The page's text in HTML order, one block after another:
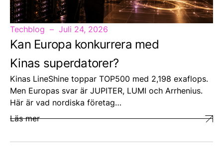
Techblog Juli 24, 2026
Kan Europa konkurrera med
Kinas superdatorer?
Kinas LineShine toppar TOP500 med 2,198 exaflops.
Men Europas svar är JUPITER, LUMI och Arrhenius.
Här är vad nordiska företag…
Läs mer